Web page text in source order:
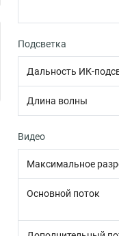
Подсветка
Дальность ИК-
Длина волны
Видео
Максимальное
Основной поток